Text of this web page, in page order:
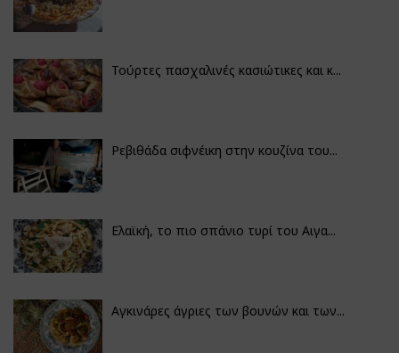
Τούρτες πασχαλινές κασιώτικες και κ...
Ρεβιθάδα σιφνέικη στην κουζίνα του...
Ελαϊκή, το πιο σπάνιο τυρί του Αιγα...
Αγκινάρες άγριες των βουνών και των...